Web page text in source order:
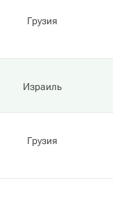
Грузия
Израиль
Грузия